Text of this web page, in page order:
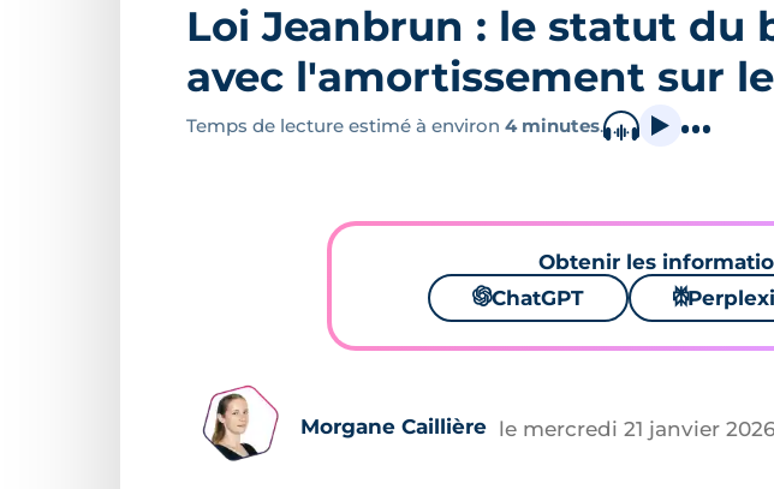
Loi Jeanbrun : le statut du
avec l'amortissement sur
Temps de lecture estimé à environ 4 minutes.
Obtenir les
🌌ChatGPT ⚙
Morgane Caillière le mercredi 21 janvier 2026